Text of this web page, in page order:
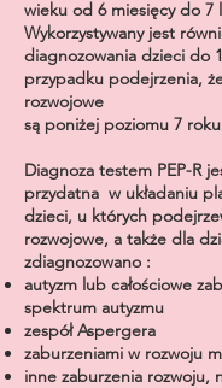
wieku od 6 miesięcy do 7
Wykorzystywany jest
diagnozowania dzieci do
przypadku podejrzenia,
rozwojowe
są poniżej poziomu 7 roku
Diagnoza testem PEP-R
przydatna w układaniu
dzieci, u których
rozwojowe, a także dla
zdiagnozowano :
autyzm lub całościowe
spektrum autyzmu
zespół Aspergera
zaburzeniami w rozwoju
inne zaburzenia rozwoju,